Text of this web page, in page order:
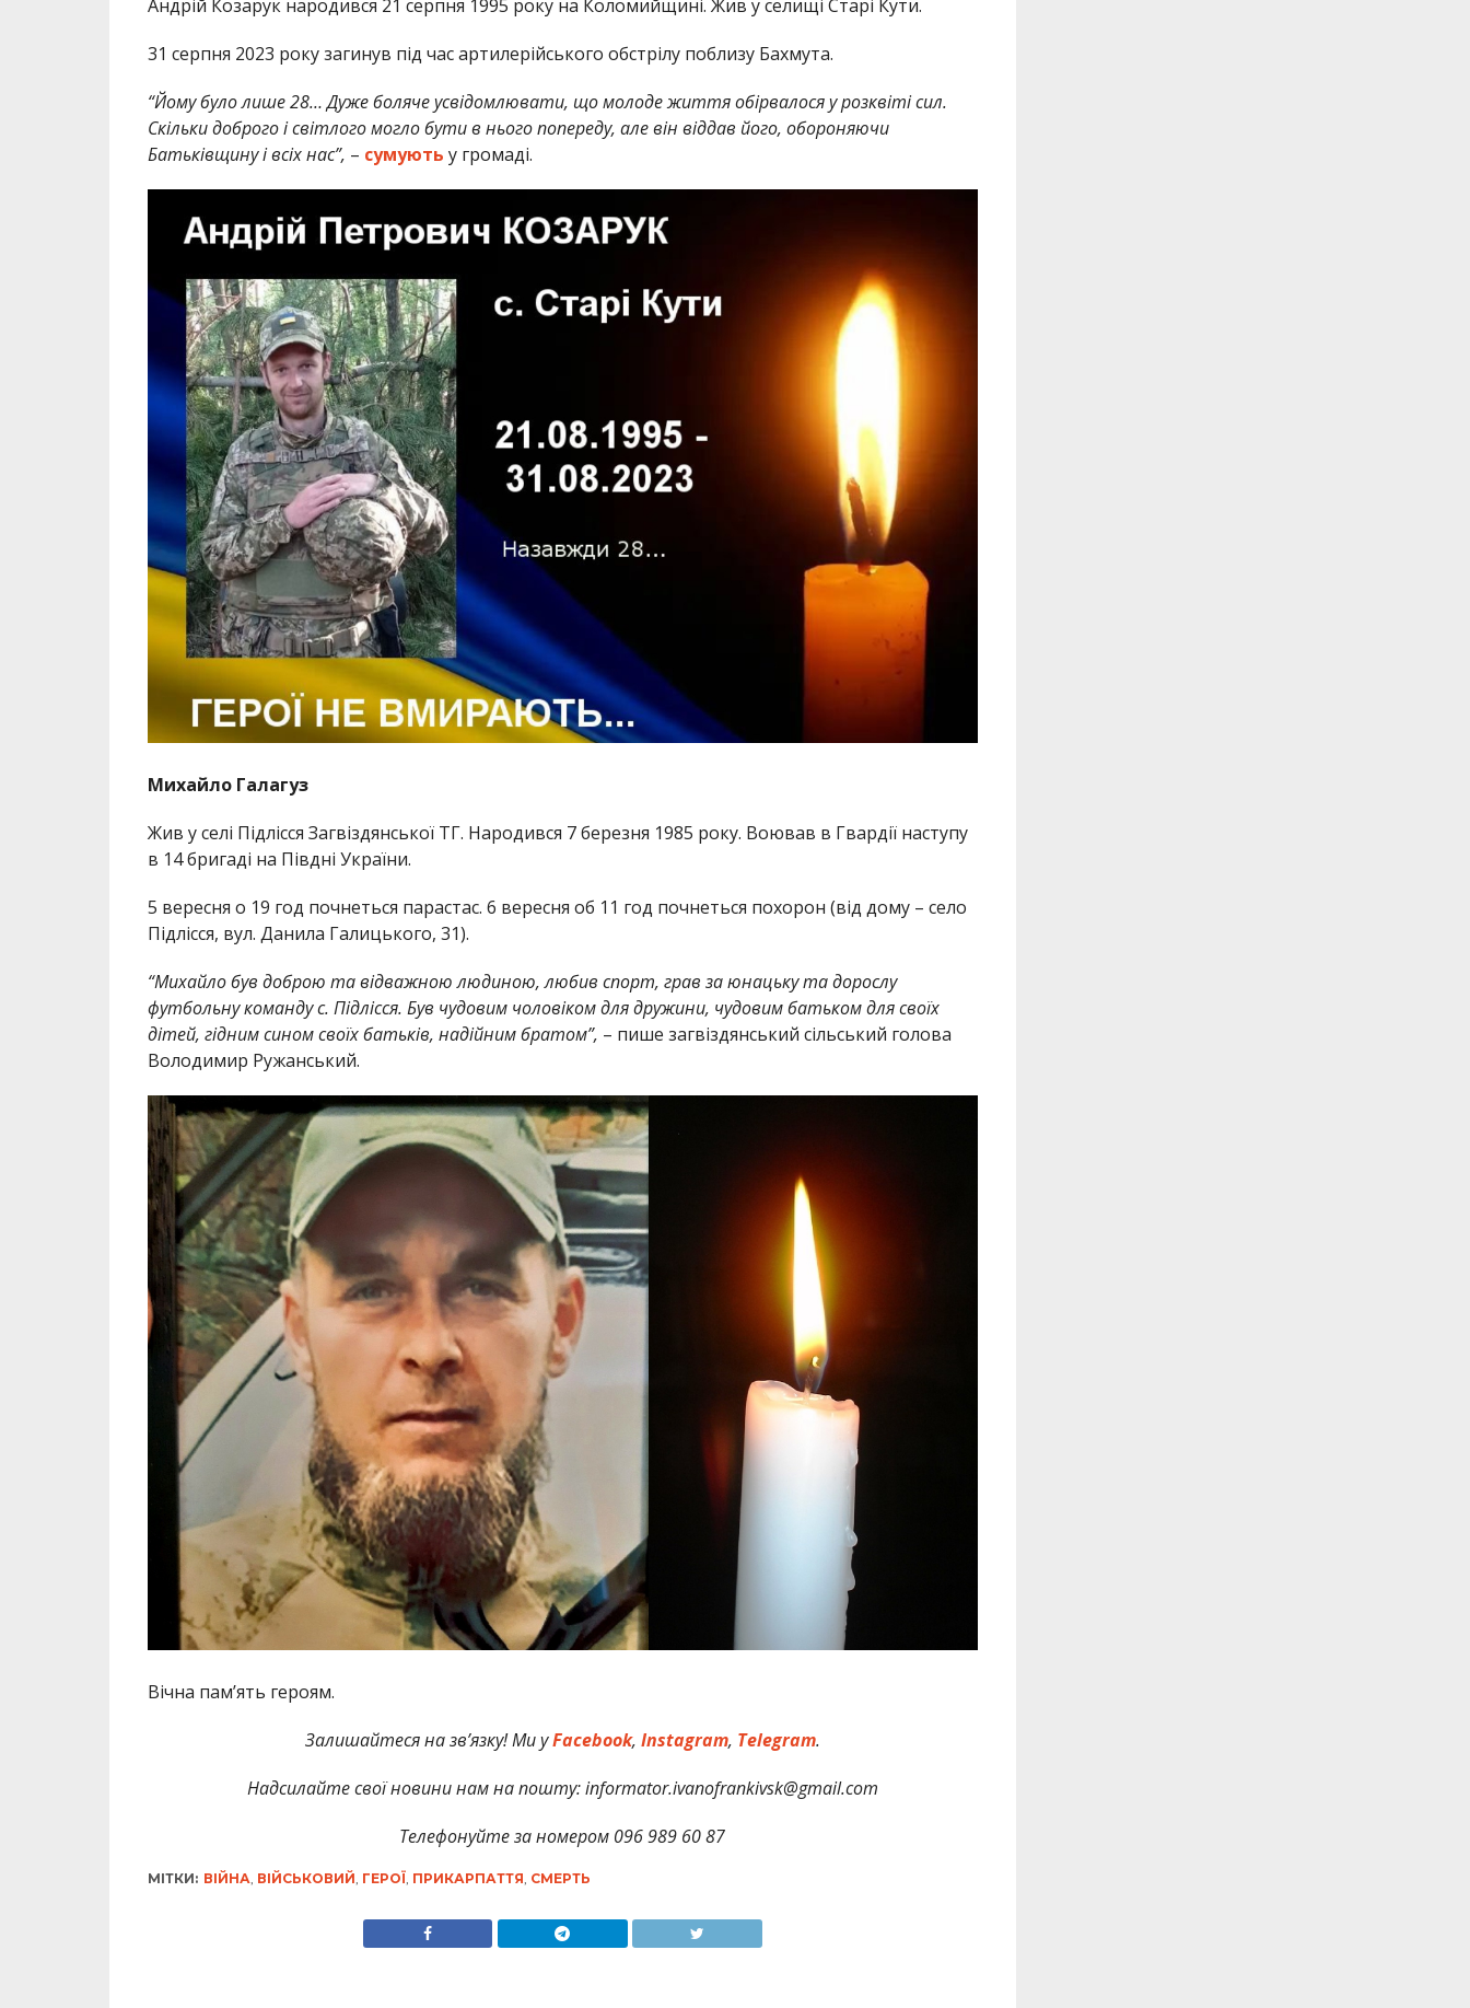
Андрій Козарук народився 21 серпня 1995 року на Коломийщині. Жив у селищі Старі Кути.
31 серпня 2023 року загинув під час артилерійського обстрілу поблизу Бахмута.
“Йому було лише 28… Дуже боляче усвідомлювати, що молоде життя обірвалося у розквіті сил.
Скільки доброго і світлого могло бути в нього попереду, але він віддав його, обороняючи
Батьківщину і всіх нас”, – сумують у громаді.
Михайло Галагуз
Жив у селі Підлісся Загвіздянської ТГ. Народився 7 березня 1985 року. Воював в Гвардії наступу
в 14 бригаді на Півдні України.
5 вересня о 19 год почнеться парастас. 6 вересня об 11 год почнеться похорон (від дому – село
Підлісся, вул. Данила Галицького, 31).
“Михайло був доброю та відважною людиною, любив спорт, грав за юнацьку та дорослу
футбольну команду с. Підлісся. Був чудовим чоловіком для дружини, чудовим батьком для своїх
дітей, гідним сином своїх батьків, надійним братом”, – пише загвіздянський сільський голова
Володимир Ружанський.
Вічна пам’ять героям.
Залишайтеся на зв’язку! Ми уFacebook, Instagram, Telegram.
Надсилайте свої новини нам на пошту: informator.ivanofrankivsk@gmail.com
Телефонуйте за номером 096 989 60 87
МІТКИ: ВІЙНА ВІЙСЬКОВИЙ ГЕРОЇ, ПРИКАРПАТТЯ СМЕРТЬ